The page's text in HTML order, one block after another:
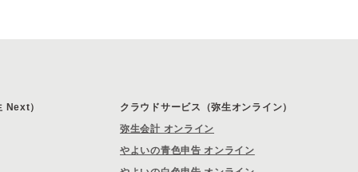
Next）
クラウドサービス（弥生オンライン）
弥生会計 オンライン
やよいの青色申告 オンライン